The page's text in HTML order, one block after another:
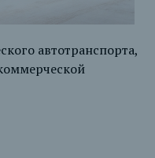
автотранспорта,